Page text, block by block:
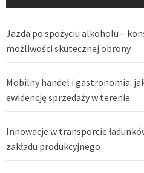
Jazda po spożyciu alkoholu –
możliwości skutecznej obrony
Mobilny handel i gastronomia:
ewidencję sprzedaży w terenie
Innowacje w transporcie
zakładu produkcyjnego